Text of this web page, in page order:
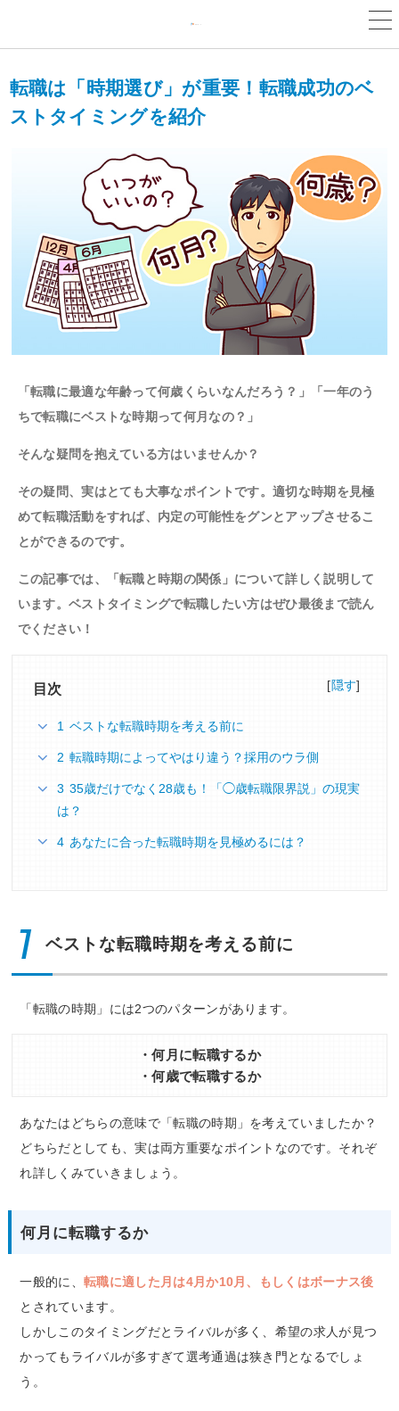
転職は「時期選び」が重要！転職成功のベ
ストタイミングを紹介
「転職に最適な年齢って何歳くらいなんだろう？」「一年のう
ちで転職にベストな時期って何月なの？」
そんな疑問を抱えている方はいませんか？
その疑問、実はとても大事なポイントです。 適切な時期を見極
めて転職活動をすれば、内定の可能性をグンとアップさせるこ
とができるのです。
この記事では、「転職と時期の関係」について詳しく説明して
います。ベストタイミングで転職したい方はぜひ最後まで読ん
でください！
目次 [隠す]
1 ベストな転職時期を考える前に
2 転職時期によってやはり違う？採用のウラ側
3 35歳だけでなく28歳も！「◯歳転職限界説」の現実
は？
4 あなたに合った転職時期を見極めるには？
1 ベストな転職時期を考える前に
「転職の時期」には2つのパターンがあります。
・何月に転職するか
・何歳で転職するか
あなたはどちらの意味で「転職の時期」を考えていましたか？
どちらだとしても、実は両方重要なポイントなのです。それぞ
れ詳しくみていきましょう。
何月に転職するか
一般的に、 転職に適した月は4月か10月、もしくはボーナス後
とされています。
しかしこのタイミングだとライバルが多く、希望の求人が見つ
かってもライバルが多すぎて選考通過は狭き門となるでしょ
う。